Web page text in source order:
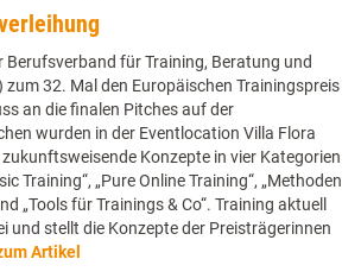
Berufsverband für Training, Beratung und
zum 32. Mal den Europäischen Trainingspreis
an die finalen Pitches auf der
wurden in der Eventlocation Villa Flora
Konzepte in vier Kategorien
Training“, „Pure Online Training“, „Methoden
„Tools für Trainings & Co“. Training aktuell
und stellt die Konzepte der Preisträgerinnen
Artikel